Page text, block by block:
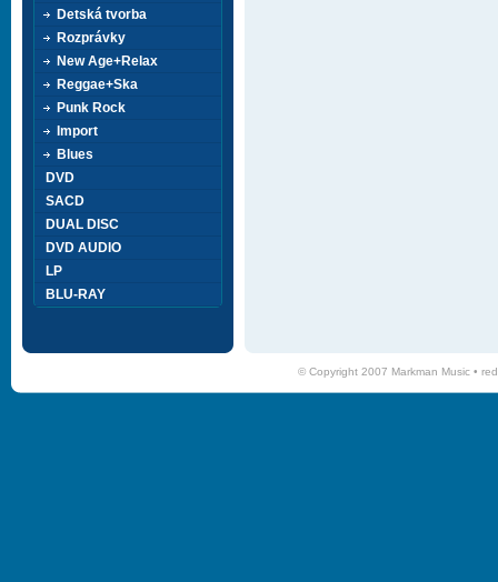
Detská tvorba
Rozprávky
New Age+Relax
Reggae+Ska
Punk Rock
Import
Blues
DVD
SACD
DUAL DISC
DVD AUDIO
LP
BLU-RAY
© Copyright 2007 Markman Music •